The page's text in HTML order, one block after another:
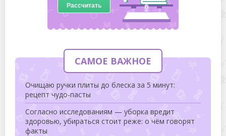
Рассчитать
САМОЕ ВАЖНОЕ
Очищаю ручки плиты до блеска за 5 минут:
рецепт чудо-пасты
Согласно исследованиям — уборка вредит
здоровью, убираться стоит реже: о чём говорят
факты